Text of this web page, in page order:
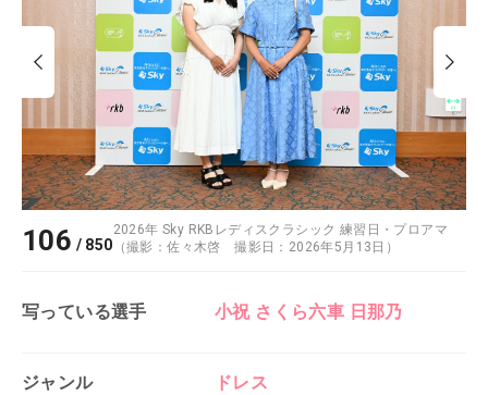
106 / 850
2026年 Sky RKBレディスクラシック 練習日・プロアマ
（撮影：佐々木啓 撮影日：2026年5月13日）
写っている選手 小祝 さくら六車 日那乃
ジャンル ドレス